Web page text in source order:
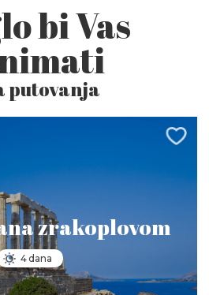
bi Vas
putovanja
zrakoplovom
4 dana